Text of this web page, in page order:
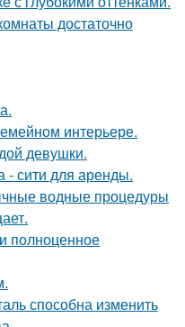
достаточно
интерьере.
девушки.
- сити для аренды.
водные процедуры
полноценное
способна изменить